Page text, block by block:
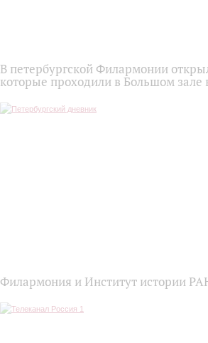
В петербургской Филармонии
которые проходили в Большом зале
Филармония и Институт истории